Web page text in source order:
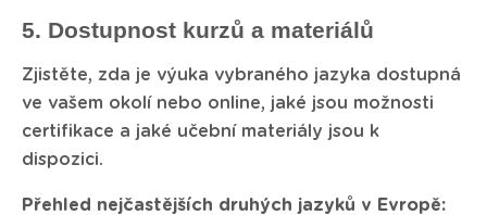
5. Dostupnost kurzů a materiálů
Zjistěte, zda je výuka vybraného jazyka dostupná
ve vašem okolí nebo online, jaké jsou možnosti
certifikace a jaké učební materiály jsou k
dispozici.
Přehled nejčastějších druhých jazyků v Evropě: